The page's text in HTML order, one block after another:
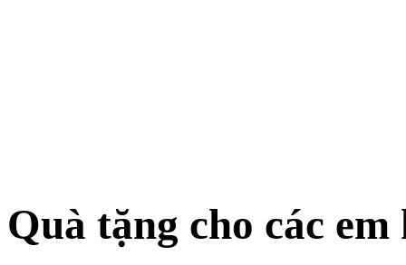
Quà tặng cho các